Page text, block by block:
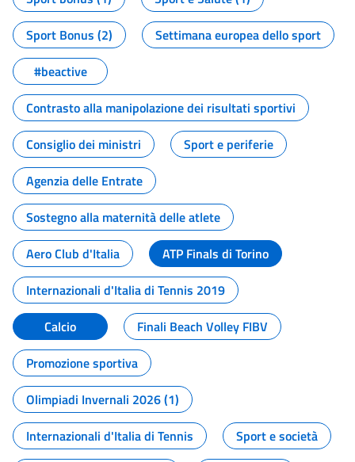
Sport Bonus (2)
Settimana europea dello sport
#beactive
Contrasto alla manipolazione dei risultati sportivi
Consiglio dei ministri
Sport e periferie
Agenzia delle Entrate
Sostegno alla maternità delle atlete
Aero Club d'Italia
ATP Finals di Torino
Internazionali d'Italia di Tennis 2019
Calcio
Finali Beach Volley FIBV
Promozione sportiva
Olimpiadi Invernali 2026 (1)
Internazionali d'Italia di Tennis
Sport e società